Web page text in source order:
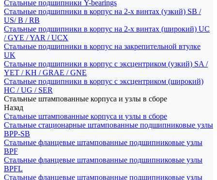
Стальные подшипники Y-bearings
Стальные подшипники в корпус на 2-х винтах (узкий) SB /
US/ B / RB
Стальные подшипники в корпус на 2-х винтах (широкий) UC
/ GYE / YAR / UCX
Стальные подшипники в корпус на закрепительной втулке
UK
Стальные подшипники в корпус с эксцентриком (узкий) SA /
YET / KH / GRAE / GNE
Стальные подшипники в корпус с эксцентриком (широкий)
HC / UG / SER
Стальные штампованные корпуса и узлы в сборе
Назад
Стальные штампованные корпуса и узлы в сборе
Стальные стационарные штампованные подшипниковые узлы
BPP-SB
Стальные фланцевые штампованные подшипниковые узлы
BPF
Стальные фланцевые штампованные подшипниковые узлы
BPFL
Стальные фланцевые штампованные подшипниковые узлы